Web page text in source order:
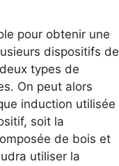
pour obtenir une
dispositifs de
types de
On peut alors
induction utilisée
soit la
de bois et
utiliser la